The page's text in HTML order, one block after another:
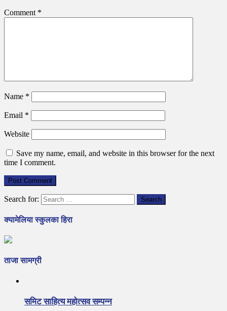
Comment *
Name *
Email *
Website
Save my name, email, and website in this browser for the next
time I comment.
Search for:
क्यामेलिया स्कुलका हिरा
ताजा सामग्री
समिट साहित्य महोत्सव सम्पन्न